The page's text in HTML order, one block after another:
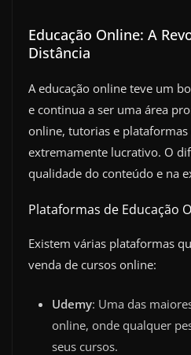
Educação Online: A
Distância
A educação online teve um
e continua a ser uma área
online, tutorias e
extremamente lucrativo. O
qualidade do conteúdo e na
Plataformas de Educação
Existem várias plataformas
venda de cursos online:
Udemy: Uma das
online, onde qualquer
seus cursos.